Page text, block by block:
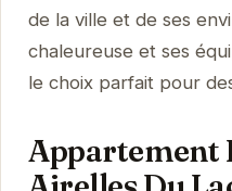
de la ville et de ses
chaleureuse et ses
le choix parfait pour
Appartement